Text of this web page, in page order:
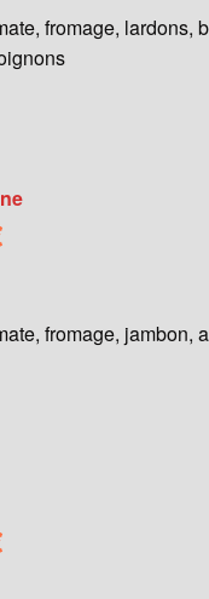
fromage, lardons,
fromage, jambon,